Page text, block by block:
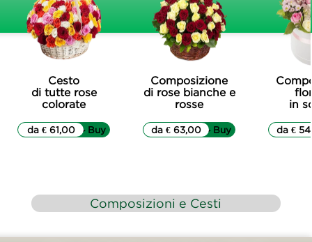
Cesto
di tutte rose
colorate
▷▷ Buy
da € 61,00
Composizione
di rose bianche e
rosse
▷▷ Buy
da € 63,00
in
da €
Composizioni e Cesti